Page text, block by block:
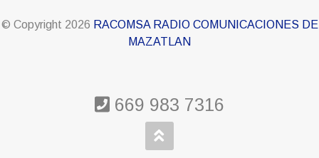
© Copyright 2026 RACOMSA RADIO COMUNICACIONES DE
MAZATLAN
669 983 7316